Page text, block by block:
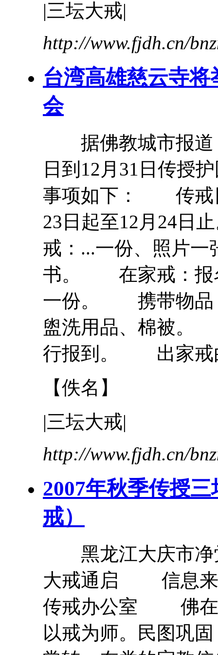
|三坛大戒|
http://www.fjdh.cn/
台湾高雄慈云寺
会
据佛教城市报道
日到12月31日传授
事项如下： 传
23日起至12月24
戒 ：...一份、照片
书。 在家戒 ：
一份。 携带物品
盥洗用品、棉被。
行报到。 出家戒
【佚名】
|三坛大戒|
http://www.fjdh.cn/
2007年秋季传授三
戒）
黑龙江大庆市净
大戒通启 信息来
传戒办公室 佛在
以戒为师。民图巩